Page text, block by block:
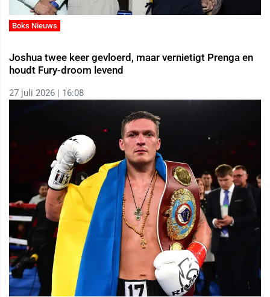
Boks Nieuws
Joshua twee keer gevloerd, maar vernietigt Prenga en
houdt Fury-droom levend
27 juli 2026 | 16:08